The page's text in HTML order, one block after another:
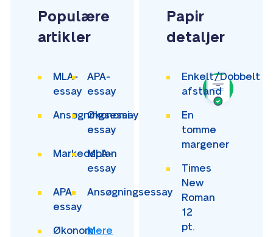
Populære
artikler
MLA-
essay
APA-
essay
Ansøgningsessay
Økonomi-
essay
Markedsplan
MLA-
essay
APA-
essay
Ansøgningsessay
Økonomi-Mere
Papir
detaljer
Enkelt/Dobbelt
afstand
En
tomme
margener
Times
New
Roman
12
pt.